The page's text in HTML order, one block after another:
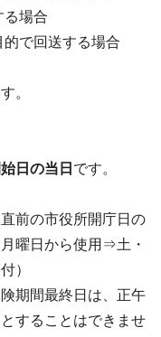
場合
で回送する場合
。
日の当日 です。
前の市役所開庁日の
曜日から使用⇒土・
）
期間最終日は、正午
することはできませ